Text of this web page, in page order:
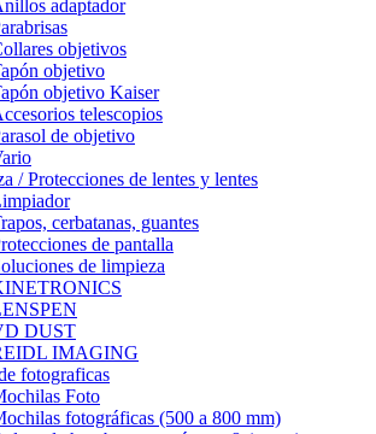
adaptador
objetivos
objetivo
objetivo Kaiser
telescopios
de objetivo
/ Protecciones de lentes y lentes
cerbatanas, guantes
de pantalla
de limpieza
DUST
IMAGING
fotograficas
Foto
fotográficas (500 a 800 mm)